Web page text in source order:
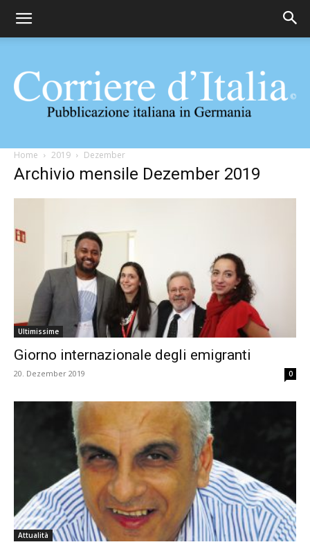
Corriere
Home 2019 Dezember
Archivio mensile Dezember 2019
Ultimissime
Giorno internazionale degli emigranti
20. Dezember 2019 0
Attualità